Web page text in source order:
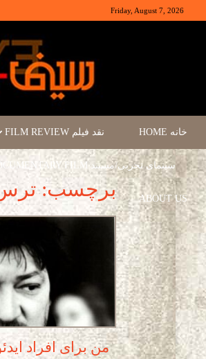
Friday, August 7, 2026
خانه HOME نقد فیلم FILM REVIEW
سینمای تجربی/مستند EXPERIMENTA/ DOCUMENTARY FILM
ABOUT US برچسب: ترس
من برای افراد